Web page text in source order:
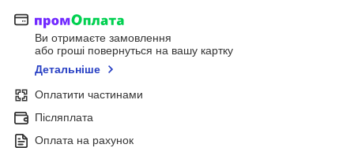
Ви отримаєте замовлення
або гроші повернуться на вашу картку
Детальніше
Оплатити частинами
Післяплата
Оплата на рахунок